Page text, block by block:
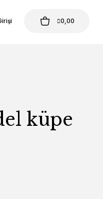
0,00
küpe